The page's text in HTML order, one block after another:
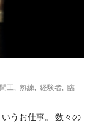
工 熟練 経験者
臨
うお仕事。 数々の